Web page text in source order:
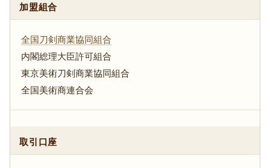
加盟組合
全国刀剣商業協同組合
内閣総理大臣許可組合
東京美術刀剣商業協同組合
全国美術商連合会
取引口座